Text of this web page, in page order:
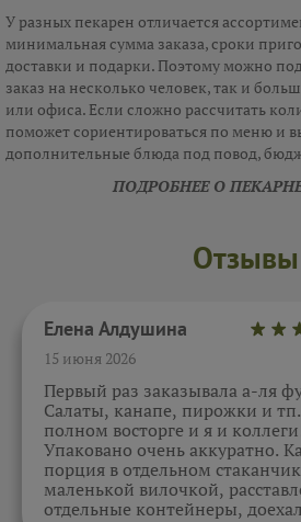
У разных пекарен отличается
минимальная сумма заказа, сроки
доставки и подарки. Поэтому можно
заказ на несколько человек, так и
или офиса. Если сложно рассчитать
поможет сориентироваться по меню и
дополнительные блюда под повод,
ПОДРОБНЕЕ О
Отзывы
Елена Алдушина
15 июня 2026
Первый раз заказывала а-ля
Салаты, канапе, пирожки и
полном восторге и я и
Упаковано очень аккуратно.
порция в отдельном
маленькой вилочкой,
отдельные контейнеры,